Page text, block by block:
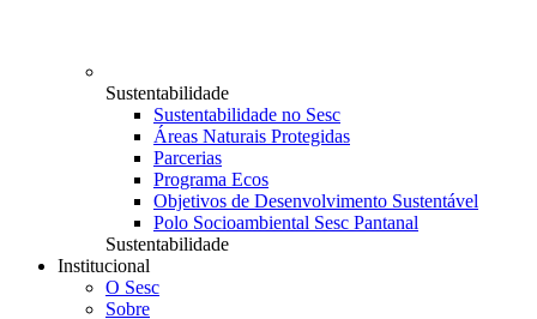
Sustentabilidade
Sustentabilidade no Sesc
Áreas Naturais Protegidas
Parcerias
Programa Ecos
Objetivos de Desenvolvimento Sustentável
Polo Socioambiental Sesc Pantanal
Sustentabilidade
Institucional
O Sesc
Sobre